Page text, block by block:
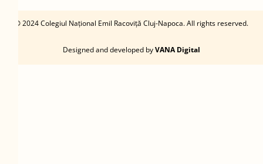
©2024 Colegiul Național Emil Racoviță Cluj-Napoca. All rights reserved.
Designed and developed byVANA Digital